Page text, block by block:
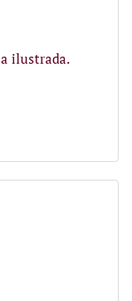
ilustrada.